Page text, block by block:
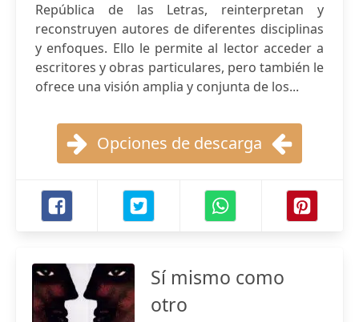
República de las Letras, reinterpretan y
reconstruyen autores de diferentes disciplinas
y enfoques. Ello le permite al lector acceder a
escritores y obras particulares, pero también le
ofrece una visión amplia y conjunta de los...
Opciones de descarga
Sí mismo como
otro